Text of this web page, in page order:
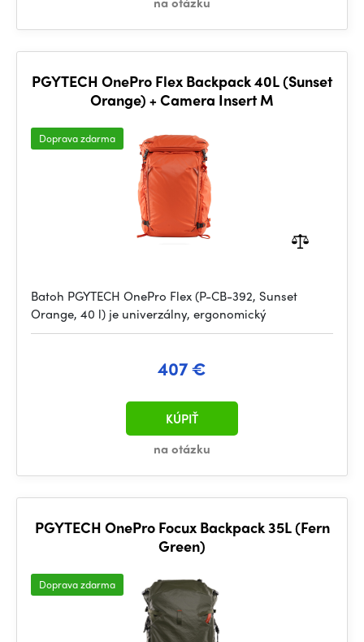
PGYTECH OnePro Flex Backpack 40L (Sunset
Orange) + Camera Insert M
Doprava zdarma
Batoh PGYTECH OnePro Flex (P-CB-392, Sunset
Orange, 40 l) je univerzálny, ergonomický
407 €
na otázku
KÚPIŤ
PGYTECH OnePro Focux Backpack 35L (Fern
Green)
Doprava zdarma